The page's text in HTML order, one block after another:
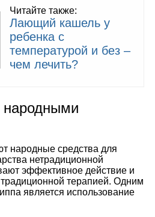
Читайте также:
Лающий кашель у
ребенка с
температурой и без –
чем лечить?
народными
народные средства для
нетрадиционной
эффективное действие и
терапией. Одним
является использование